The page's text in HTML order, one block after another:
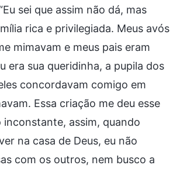
sei que assim não dá, mas
rica e privilegiada. Meus avós
mimavam e meus pais eram
era sua queridinha, a pupila dos
concordavam comigo em
Essa criação me deu esse
assim, quando
na casa de Deus, eu não
com os outros, nem busco a